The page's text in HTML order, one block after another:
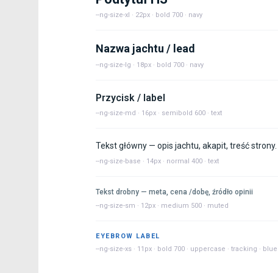
--ng-size-xl · 22px · bold 700 · navy
Nazwa jachtu / lead
--ng-size-lg · 18px · bold 700 · navy
Przycisk / label
--ng-size-md · 16px · semibold 600 · text
Tekst główny — opis jachtu, akapit, treść
--ng-size-base · 14px · normal 400 · text
Tekst drobny — meta, cena /dobę, źródło opinii
--ng-size-sm · 12px · medium 500 · muted
EYEBROW LABEL
--ng-size-xs · 11px · bold 700 · uppercase · tracking · blue